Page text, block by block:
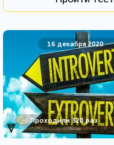
16 декабря 2020
Проходили 320 раз